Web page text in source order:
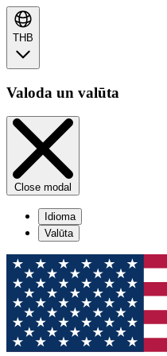
THB
Valoda un valūta
Close modal
Idioma
Valūta